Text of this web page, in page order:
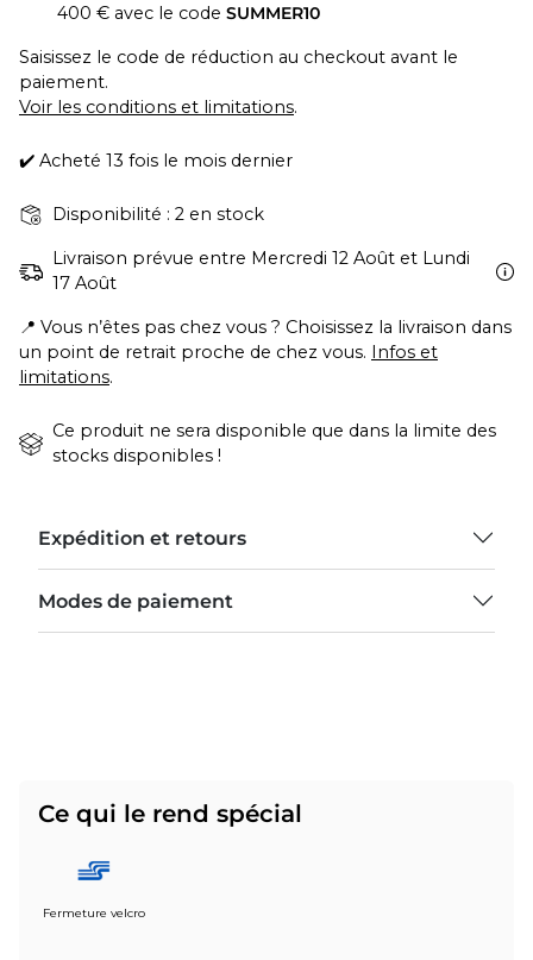
400 € avec le code SUMMER10
Saisissez le code de réduction au checkout avant le
paiement.
Voir les conditions et limitations.
✔️ Acheté 13 fois le mois dernier
Disponibilité : 2 en stock
Livraison prévue entre Mercredi 12 Août et Lundi
17 Août
📍 Vous n’êtes pas chez vous ? Choisissez la livraison dans
un point de retrait proche de chez vous. Infos et
limitations.
Ce produit ne sera disponible que dans la limite des
stocks disponibles !
Expédition et retours
Modes de paiement
Ce qui le rend spécial
Fermeture velcro